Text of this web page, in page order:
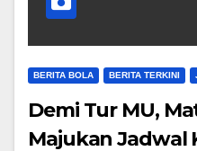
BERITA BOLA BERITA TERKINI
Demi Tur MU,
Majukan Jadwal